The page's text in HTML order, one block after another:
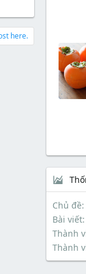
here.
Chủ đề
Bài viết
Thành
Thành